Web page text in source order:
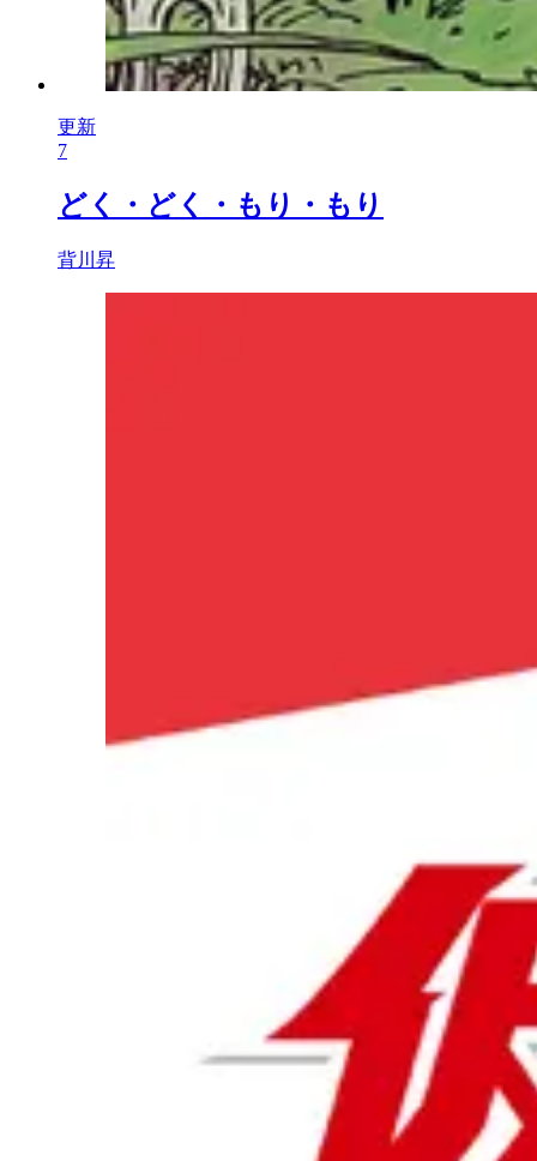
更新
7
どく・どく・もり・もり
背川昇